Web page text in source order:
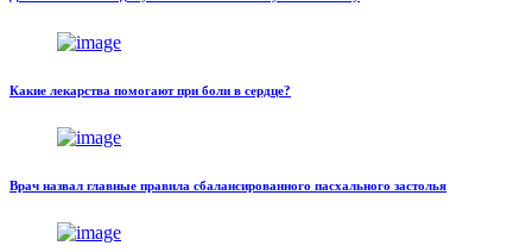
Какие лекарства помогают при боли в сердце?
Врач назвал главные правила сбалансированного пасхального застолья